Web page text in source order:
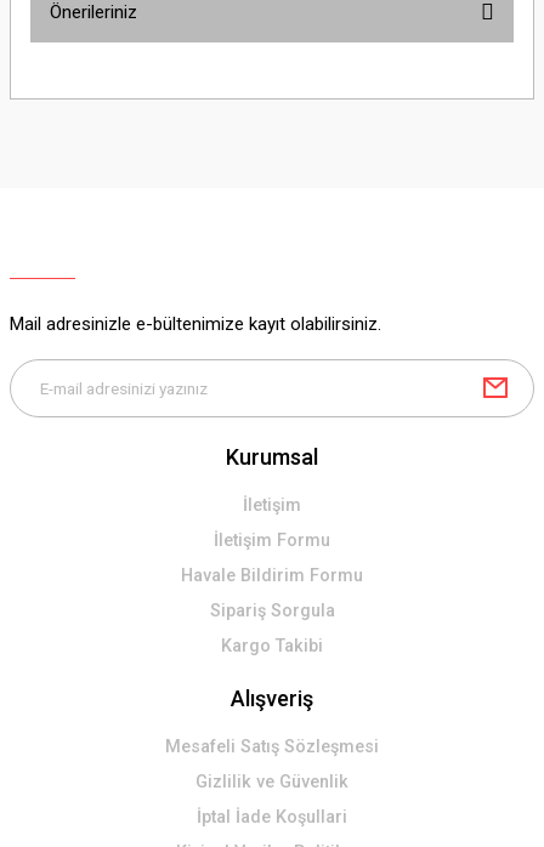
Önerileriniz
yetersiz gördüğünüz noktaları öneri formunu kullanarak tarafımıza
Bu ürüne benzer farklı alternatifler olmalı.
Gönder
Mail adresinizle e-bültenimize kayıt olabilirsiniz.
Kurumsal
İletişim
İletişim Formu
Havale Bildirim Formu
Sipariş Sorgula
Kargo Takibi
Alışveriş
Mesafeli Satış Sözleşmesi
Gizlilik ve Güvenlik
İptal İade Koşullari